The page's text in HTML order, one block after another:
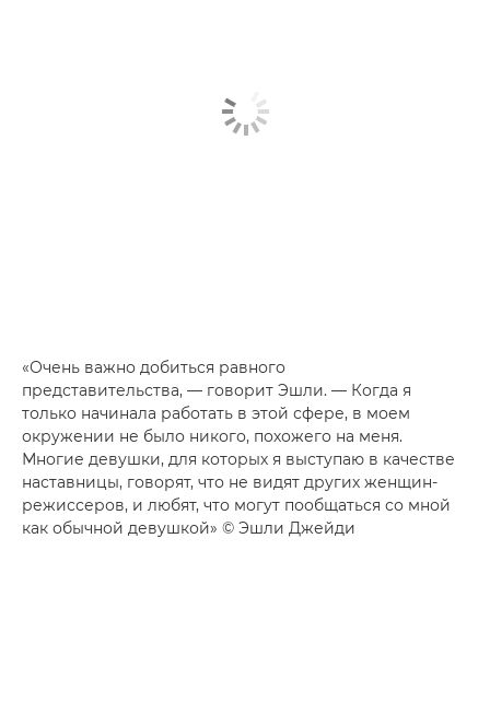
«Очень важно добиться равного
представительства, — говорит Эшли. — Когда я
только начинала работать в этой сфере, в моем
окружении не было никого, похожего на меня.
Многие девушки, для которых я выступаю в качестве
наставницы, говорят, что не видят других женщин-
режиссеров, и любят, что могут пообщаться со мной
как обычной девушкой» © Эшли Джейди